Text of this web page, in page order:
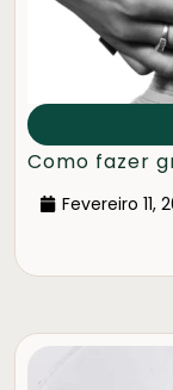
Como fazer
Fevereiro 11,